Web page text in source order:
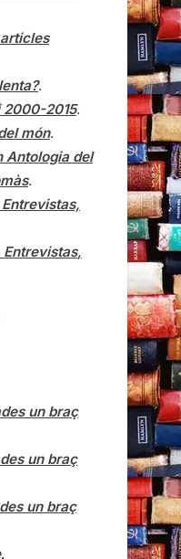
articles
.
2000-2015.
món.
Antologia del
.
Entrevistas,
un braç
un braç
un braç
.